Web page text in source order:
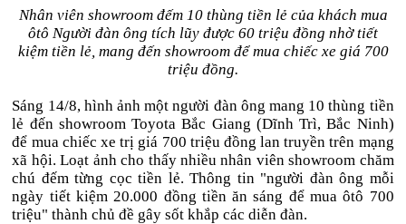
Nhân viên showroom đếm 10 thùng tiền lẻ của khách mua
ôtô Người đàn ông tích lũy được 60 triệu đồng nhờ tiết
kiệm tiền lẻ, mang đến showroom để mua chiếc xe giá 700
triệu đồng.
Sáng 14/8, hình ảnh một người đàn ông mang 10 thùng tiền
lẻ đến showroom Toyota Bắc Giang (Dĩnh Trì, Bắc Ninh)
để mua chiếc xe trị giá 700 triệu đồng lan truyền trên mạng
xã hội. Loạt ảnh cho thấy nhiều nhân viên showroom chăm
chú đếm từng cọc tiền lẻ. Thông tin "người đàn ông mỗi
ngày tiết kiệm 20.000 đồng tiền ăn sáng để mua ôtô 700
triệu" thành chủ đề gây sốt khắp các diễn đàn.